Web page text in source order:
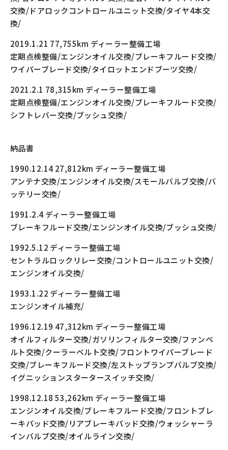
交換/ドアロックコントロールユニット交換/タイヤ4本交
換/
2019.1.21 77,755km ディーラー整備工場
定期点検整備/エンジンオイル交換/ブレーキフルード交換/
ワイパーブレード交換/タイロットエンドブーツ交換/
2021.2.1 78,315km ディーラー整備工場
定期点検整備/エンジンオイル交換/ブレーキフルード交換/
シフトレバー交換/ブッシュ交換/
納品書
1990.12.14 27,812km ディーラー整備工場
アンテナ交換/エンジンオイル交換/スモールバルブ交換/バ
ッテリー交換/
1991.2.4 ディーラー整備工場
ブレーキフルード交換/エンジンオイル交換/ブッシュ交換/
1992.5.12 ディーラー整備工場
セントラルロックリレー交換/コントロールユニット交換/
エンジンオイル交換/
1993.1.22 ディーラー整備工場
エンジンオイル補充/
1996.12.19 47,312km ディーラー整備工場
オイルフィルター交換/ガソリンフィルター交換/ファンベ
ルト交換/クーラーベルト交換/フロントワイパーブレード
交換/ブレーキフルード交換/左ストップランプバルブ交換/
イグニッションスタータースイッチ交換/
1998.12.18 53,262km ディーラー整備工場
エンジンオイル交換/ブレーキフルード交換/フロントブレ
ーキパッド交換/リアブレーキパッド交換/ウォッシャーラ
インバルブ交換/オイルライン交換/